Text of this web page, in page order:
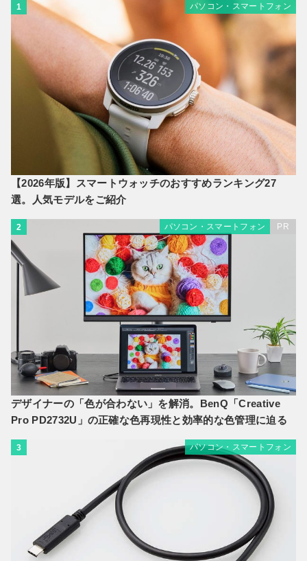
1 パソコン・スマートフォン
【2026年版】スマートウォッチのおすすめランキング27
選。人気モデルをご紹介
2 パソコン・スマートフォン PR
デザイナーの「色が合わない」を解消。BenQ「Creative
Pro PD2732U」の正確な色再現性と効率的な色管理に迫る
3 パソコン・スマートフォン